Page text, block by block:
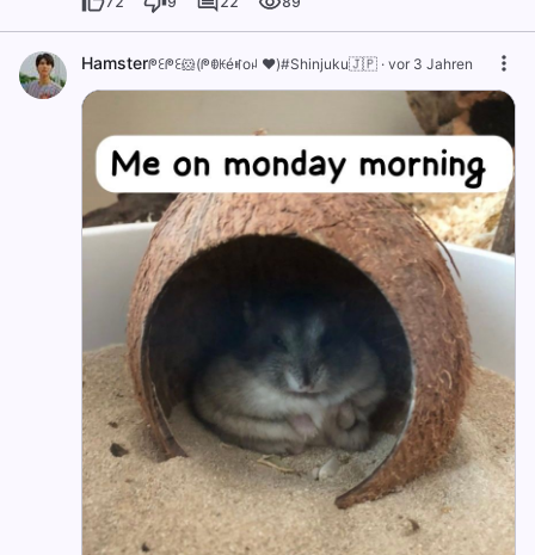
Hamsterᖘꏂᖘꏂ🐹(ᖘꂦꀘéꎭoꈤ ❤️)#Shinjuku🇯🇵 · vor 3 Jahren